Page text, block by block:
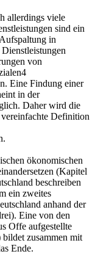
allerdings viele
sind ein
in
von
Eine Findung einer
in der
Daher wird die
Definition
ökonomischen
(Kapitel
beschreiben
ein zweites
anhand der
Eine von den
Offe aufgestellte
zusammen mit
Ende.